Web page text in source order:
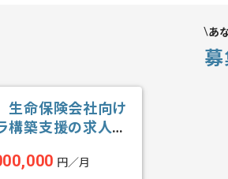
あ
生命保険会社向け
構築支援の求人・
円／月